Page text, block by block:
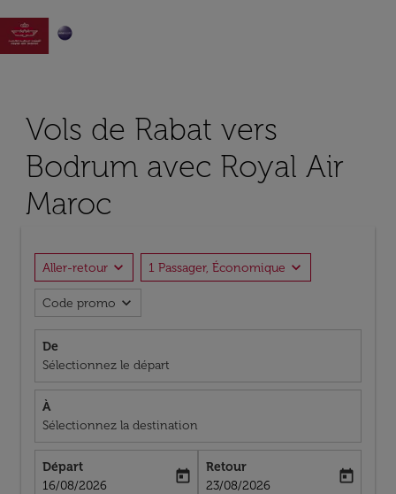

Vols de Rabat vers
Bodrum avec Royal Air
Maroc
Aller-retour expand_more 1 Passager, Économique expand_more
Code promo expand_more
De
Sélectionnez le départ
À
Sélectionnez la destination
Départ
fc-booking-departure-date-aria-label
16/08/2026
today
Retour
fc-booking-return-date-aria-label
23/08/2026
today